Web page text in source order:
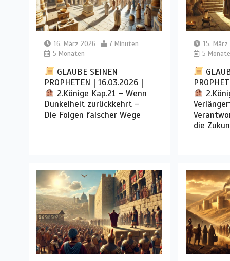
16. März 2026
7 Minuten
5 Monaten
GLAUBE SEINEN
PROPHETEN | 16.03.2026 |
2.Könige Kap.21 – Wenn
Dunkelheit zurückkehrt –
Die Folgen falscher Wege
15.
5
die